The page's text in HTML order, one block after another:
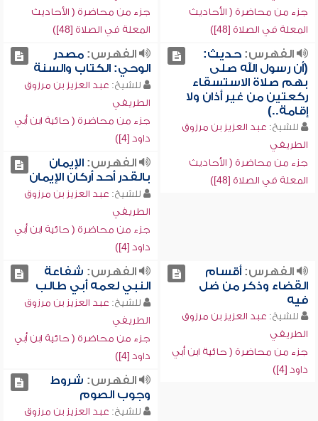
جزء من محاضرة ( الأحاديث
المعلة في الصلاة [48])
جزء من محاضرة ( الأحاديث
المعلة في الصلاة [48])
الفهرس:حديث:
(أن رسول الله صلى
بهم صلاة الاستسقاء
ركعتين من غير أذان ولا
إقامة..)
للشيخ: عبد العزيز بن مرزوق
الطريفي
جزء من محاضرة ( الأحاديث
المعلة في الصلاة [48])
الفهرس:مصدر
الوحي: الكتاب والسنة
للشيخ: عبد العزيز بن مرزوق
الطريفي
جزء من محاضرة ( حائية ابن أبي
داود [4])
الفهرس:الإيمان
بالقدر أحد أركان الإيمان
للشيخ: عبد العزيز بن مرزوق
الطريفي
جزء من محاضرة ( حائية ابن أبي
داود [4])
الفهرس:أقسام
القضاء وذكر من ضل
فيه
للشيخ: عبد العزيز بن مرزوق
الطريفي
جزء من محاضرة ( حائية ابن أبي
داود [4])
الفهرس: شفاعة
النبي لعمه أبي طالب
للشيخ: عبد العزيز بن مرزوق
الطريفي
جزء من محاضرة ( حائية ابن أبي
داود [4])
الفهرس: شروط
وجوب الصوم
للشيخ: عبد العزيز بن مرزوق